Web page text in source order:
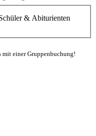
& Abiturienten
mit einer Gruppenbuchung!